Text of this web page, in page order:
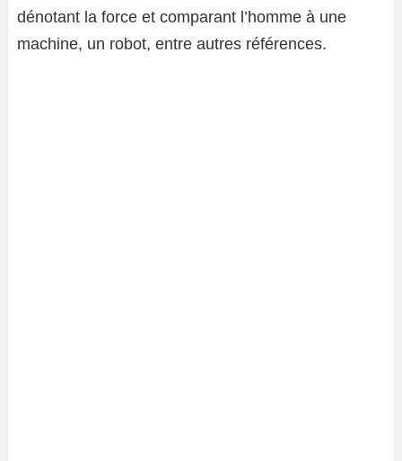
dénotant la force et comparant l’homme à une
machine, un robot, entre autres références.